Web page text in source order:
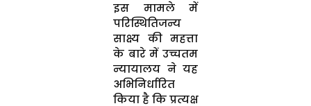
इस मामले में
परिस्थितिजन्य
साक्ष्य की महत्ता
के बारे में उच्चतम
न्यायालय ने यह
अभिनिर्धारित
किया है कि प्रत्यक्ष